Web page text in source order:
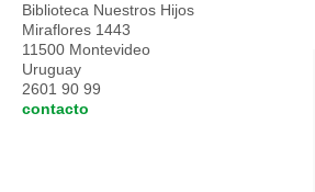
Biblioteca Nuestros Hijos
Miraflores 1443
11500 Montevideo
Uruguay
2601 90 99
contacto